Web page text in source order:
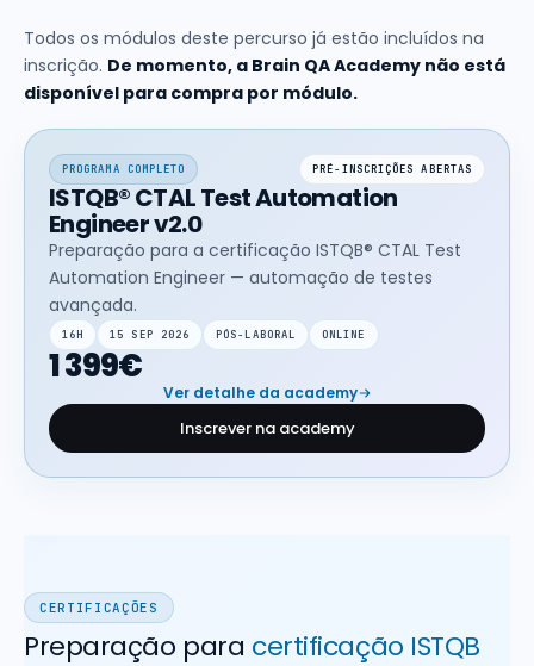
Todos os módulos deste percurso já estão incluídos na
inscrição. De momento, a Brain QA Academy não está
disponível para compra por módulo.
PROGRAMA COMPLETO PRÉ-INSCRIÇÕES ABERTAS
ISTQB® CTAL Test Automation
Engineer v2.0
Preparação para a certificação ISTQB® CTAL Test
Automation Engineer — automação de testes
avançada.
16H 15 SEP 2026 PÓS-LABORAL ONLINE
1 399€
Ver detalhe da academy
Inscrever na academy
CERTIFICAÇÕES
Preparação para certificação ISTQB